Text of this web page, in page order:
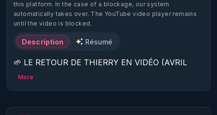
this platform. In the case of a blockage, our system
automatically takes over. The YouTube video player remains
until the video is blocked.
Description Résumé
🌱 LE RETOUR DE THIERRY EN VIDÉO (AVRIL
2022)!
https://www.rgnr.fr/presentation.html
More